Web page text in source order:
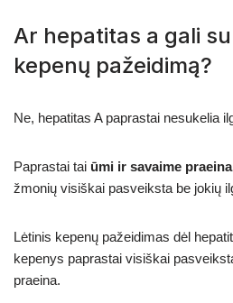
Ar hepatitas a gali
kepenų pažeidimą?
Ne, hepatitas A paprastai nesukelia
Paprastai tai ūmi ir savaime
žmonių visiškai pasveiksta be jokių
Lėtinis kepenų pažeidimas dėl
kepenys paprastai visiškai
praeina.